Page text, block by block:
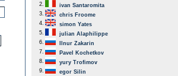
2.
ivan Santaromita
3.
chris Froome
4.
simon Yates
5.
julian Alaphilippe
6.
Ilnur Zakarin
7.
Pavel Kochetkov
8.
yury Trofimov
9.
egor Silin